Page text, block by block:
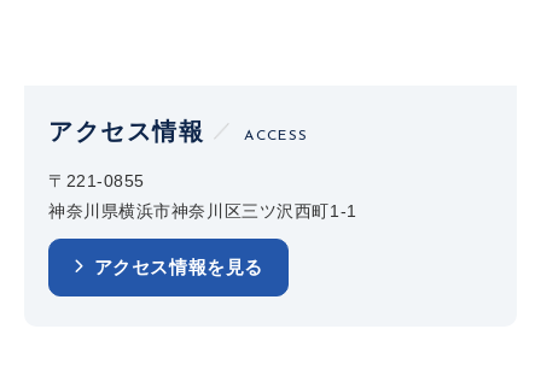
アクセス情報 ACCESS
〒221-0855
神奈川県横浜市神奈川区三ツ沢西町1-1
アクセス情報を見る